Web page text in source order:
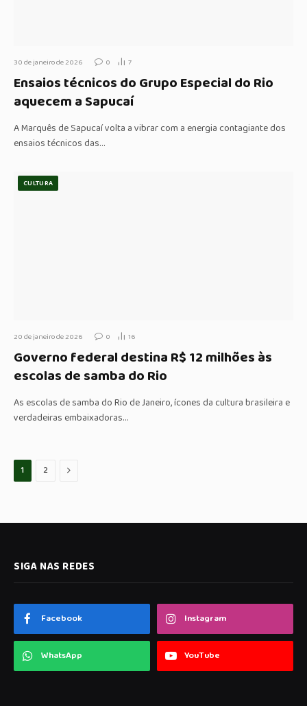
30 de janeiro de 2026 0 7
Ensaios técnicos do Grupo Especial do Rio
aquecem a Sapucaí
A Marquês de Sapucaí volta a vibrar com a energia contagiante dos
ensaios técnicos das…
CULTURA
20 de janeiro de 2026 0 16
Governo federal destina R$ 12 milhões às
escolas de samba do Rio
As escolas de samba do Rio de Janeiro, ícones da cultura brasileira e
verdadeiras embaixadoras…
1 2 Proximo
SIGA NAS REDES
Facebook Instagram
WhatsApp YouTube